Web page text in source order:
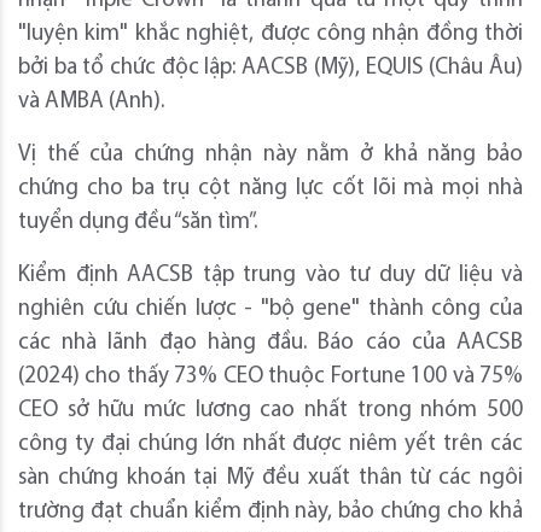
"luyện kim" khắc nghiệt, được công nhận đồng thời
bởi ba tổ chức độc lập: AACSB (Mỹ), EQUIS (Châu Âu)
và AMBA (Anh).
Vị thế của chứng nhận này nằm ở khả năng bảo
chứng cho ba trụ cột năng lực cốt lõi mà mọi nhà
tuyển dụng đều “săn tìm”.
Kiểm định AACSB tập trung vào tư duy dữ liệu và
nghiên cứu chiến lược - "bộ gene" thành công của
các nhà lãnh đạo hàng đầu. Báo cáo của AACSB
(2024) cho thấy 73% CEO thuộc Fortune 100 và 75%
CEO sở hữu mức lương cao nhất trong nhóm 500
công ty đại chúng lớn nhất được niêm yết trên các
sàn chứng khoán tại Mỹ đều xuất thân từ các ngôi
trường đạt chuẩn kiểm định này, bảo chứng cho khả